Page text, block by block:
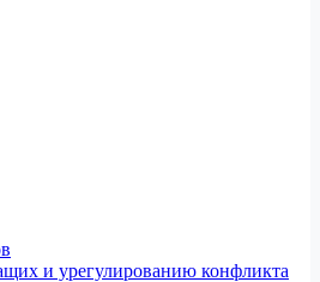
и урегулированию конфликта